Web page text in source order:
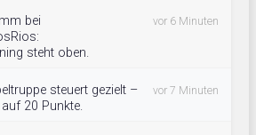
bei
steht oben.
vor 6 Minuten
steuert gezielt –
20 Punkte.
vor 7 Minuten